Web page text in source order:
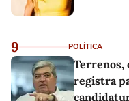
9 POLÍTICA
Terrenos,
registra